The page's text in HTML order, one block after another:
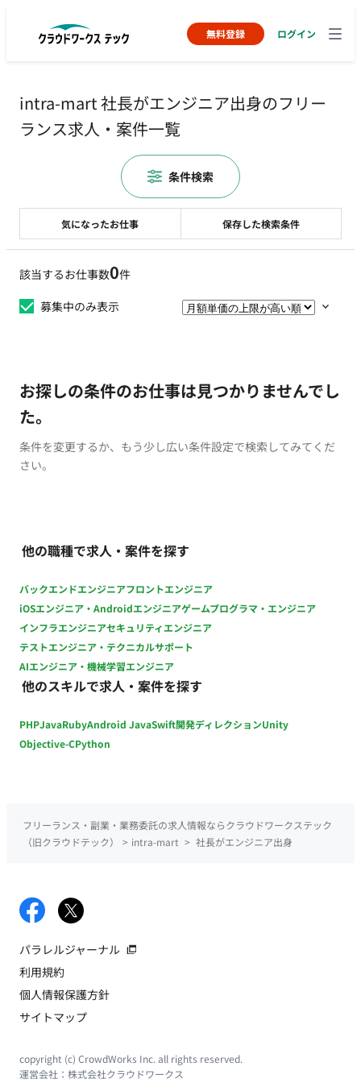
無料登録 ログイン
intra-mart 社長がエンジニア出身のフリー
ランス求人・案件一覧
該当するお仕事数0件
募集中のみ表示
お探しの条件のお仕事は見つかりませんでし
た。
条件を変更するか、もう少し広い条件設定で検索してみてくだ
さい。
他の職種で求人・案件を探す
バックエンドエンジニアフロントエンジニア
iOSエンジニア・Androidエンジニアゲームプログラマ・エンジニア
インフラエンジニアセキュリティエンジニア
テストエンジニア・テクニカルサポート
AIエンジニア・機械学習エンジニア
他のスキルで求人・案件を探す
PHPJavaRubyAndroid JavaSwift開発ディレクションUnity
Objective-CPython
気になったお仕事 保存した検索条件
条件検索
フリーランス・副業・業務委託の求人情報ならクラウドワークステック
（旧クラウドテック）
> intra-mart > 社長がエンジニア出身
パラレルジャーナル
利用規約
個人情報保護方針
サイトマップ
copyright (c) CrowdWorks Inc. all rights reserved.
運営会社： 株式会社クラウドワークス